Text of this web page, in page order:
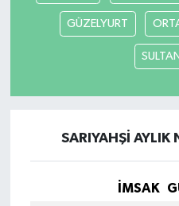
GÜZELYURT
SARIYAHŞİ AYLIK
İMSAK